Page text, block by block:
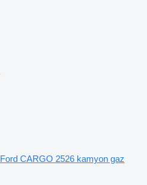
Ford CARGO 2526 kamyon gaz